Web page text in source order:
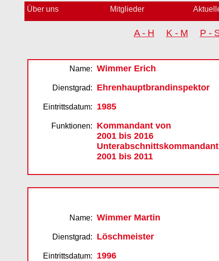
Über uns Mitglieder
A - H K - M P -
Name:
Dienstgrad:
Eintrittsdatum:
Funktionen:
Wimmer Erich
Ehrenhauptbrandinspektor
1985
Kommandant von
2001 bis 2016
2001 bis 2011
Name:
Dienstgrad:
Eintrittsdatum:
Wimmer Martin
Löschmeister
1996